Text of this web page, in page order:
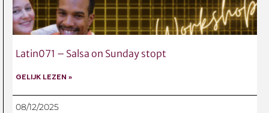
Latin071 – Salsa on Sunday stopt
GELIJK LEZEN »
08/12/2025